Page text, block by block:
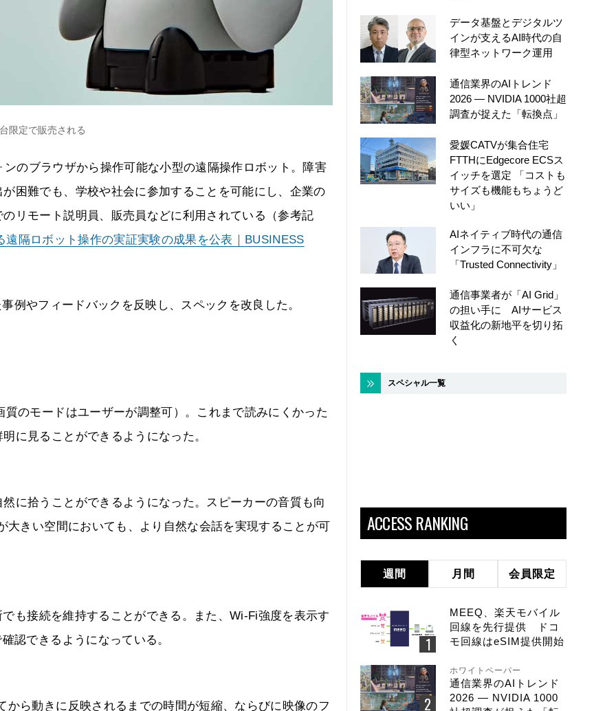
限定で販売される
のブラウザから操作可能な小型の遠隔操作ロボット。障害
困難でも、学校や社会に参加することを可能にし、企業の
リモート説明員、販売員などに利用されている（参考記
隔ロボット操作の実証実験の成果を公表｜BUSINESS
例やフィードバックを反映し、スペックを改良した。
のモードはユーザーが調整可）。これまで読みにくかった
に見ることができるようになった。
に拾うことができるようになった。スピーカーの音質も向
きい空間においても、より自然な会話を実現することが可
も接続を維持することができる。また、Wi-Fi強度を表示す
認できるようになっている。
ら動きに反映されるまでの時間が短縮、ならびに映像のフ
データ基盤とデジタルツ
インが支えるAI時代の自
律型ネットワーク運用
通信業界のAIトレンド
2026 ― NVIDIA 1000社超
調査が捉えた「転換点」
愛媛CATVが集合住宅
FTTHにEdgecore ECSス
イッチを選定 「コストも
サイズも機能もちょうど
いい」
AIネイティブ時代の通信
インフラに不可欠な
「Trusted Connectivity」
通信事業者が「AI Grid」
の担い手に AIサービス
収益化の新地平を切り拓
く
スペシャル一覧
ACCESS RANKING
週間 月間 会員限定
MEEQ、楽天モバイル
回線を先行提供 ドコ
モ回線はeSIM提供開始
ホワイトペーパー
通信業界のAIトレンド
2026 ― NVIDIA 1000